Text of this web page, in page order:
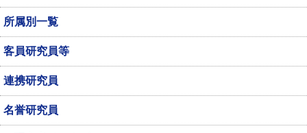
所属別一覧
客員研究員等
連携研究員
名誉研究員